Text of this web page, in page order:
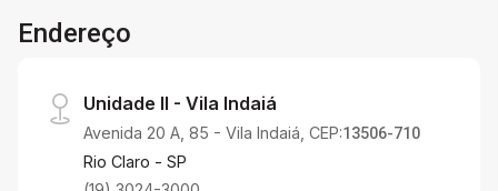
Endereço
Unidade II - Vila Indaiá
Avenida 20 A, 85 - Vila Indaiá, CEP:13506-710
Rio Claro - SP